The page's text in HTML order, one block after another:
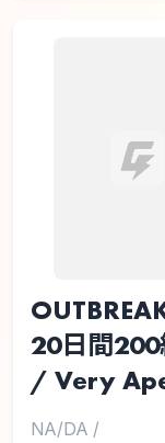
20日間200
/ Very
NA/DA /